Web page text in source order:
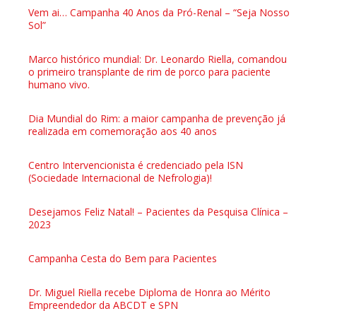
Vem ai… Campanha 40 Anos da Pró-Renal – “Seja Nosso
Sol”
Marco histórico mundial: Dr. Leonardo Riella, comandou
o primeiro transplante de rim de porco para paciente
humano vivo.
Dia Mundial do Rim: a maior campanha de prevenção já
realizada em comemoração aos 40 anos
Centro Intervencionista é credenciado pela ISN
(Sociedade Internacional de Nefrologia)!
Desejamos Feliz Natal! – Pacientes da Pesquisa Clínica –
2023
Campanha Cesta do Bem para Pacientes
Dr. Miguel Riella recebe Diploma de Honra ao Mérito
Empreendedor da ABCDT e SPN